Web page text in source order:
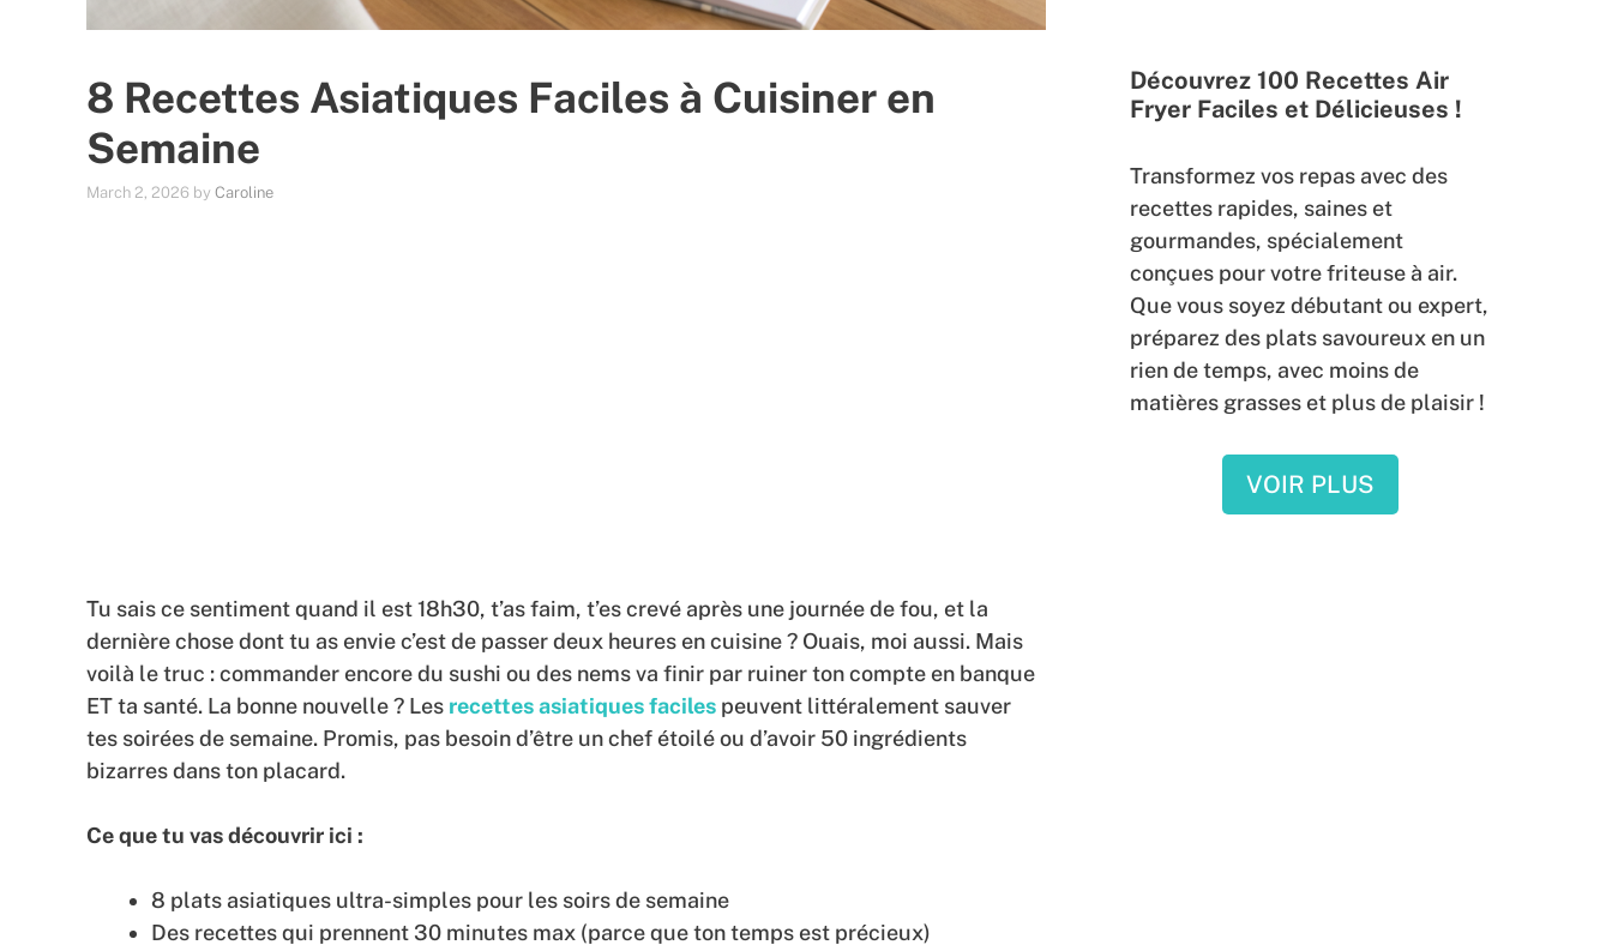
8 Recettes Asiatiques Faciles à Cuisiner en
Semaine
March 2, 2026 by Caroline
Tu sais ce sentiment quand il est 18h30, t’as faim, t’es crevé après une journée de fou, et la
dernière chose dont tu as envie c’est de passer deux heures en cuisine ? Ouais, moi aussi. Mais
voilà le truc : commander encore du sushi ou des nems va finir par ruiner ton compte en banque
ET ta santé. La bonne nouvelle ? Les recettes asiatiques faciles peuvent littéralement sauver
tes soirées de semaine. Promis, pas besoin d’être un chef étoilé ou d’avoir 50 ingrédients
bizarres dans ton placard.
Ce que tu vas découvrir ici :
8 plats asiatiques ultra-simples pour les soirs de semaine
Des recettes qui prennent 30 minutes max (parce que ton temps est précieux)
Découvrez 100 Recettes Air
Fryer Faciles et Délicieuses !
Transformez vos repas avec des
recettes rapides, saines et
gourmandes, spécialement
conçues pour votre friteuse à air.
Que vous soyez débutant ou expert,
préparez des plats savoureux en un
rien de temps, avec moins de
matières grasses et plus de plaisir !
VOIR PLUS